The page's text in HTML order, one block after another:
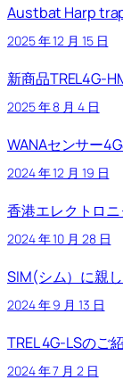
Austbat Harp
2025 年 12 月 15 日
新商品TREL4G-
2025 年 8 月 4 日
WANAセンサー
2024 年 12 月 19 日
香港エレクトロ
2024 年 10 月 28 日
SIM(シム）に親
2024 年 9 月 13 日
TREL 4G-LSのご
2024 年 7 月 2 日